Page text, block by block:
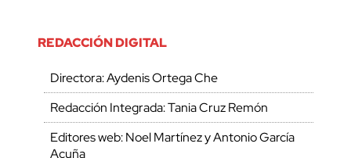
REDACCIÓN DIGITAL
Directora: Aydenis Ortega Che
Redacción Integrada: Tania Cruz Remón
Editores web: Noel Martínez y Antonio García
Acuña